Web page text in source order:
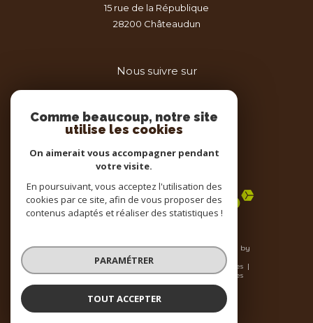
15 rue de la République
28200
châteaudun
Nous suivre sur
Adhérents
© 2026 | Tous droits réservés | Traduction powered by
Google |
Nos honoraires
Plan du site
Mentions légales
Admin
Nos liens Politique RGPD Cookies
Comme beaucoup, notre site
utilise les cookies
On aimerait vous accompagner pendant
votre visite.
En poursuivant, vous acceptez l'utilisation des
cookies par ce site, afin de vous proposer des
contenus adaptés et réaliser des statistiques !
PARAMÉTRER
TOUT ACCEPTER